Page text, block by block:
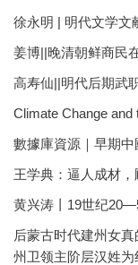
徐永明 | 明代文学文
姜博||晚清朝鲜商民
高寿仙||明代后期武
Climate Change
數據庫資源｜早期
王学典：逼人成材
黄兴涛丨19世纪
后蒙古时代建州女
州卫领主阶层汉姓为